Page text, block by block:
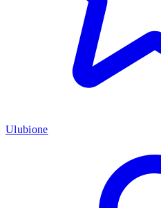
Ulubione